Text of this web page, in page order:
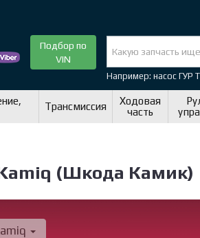
Подбор по
VIN
Например: насос ГУР
Трансмиссия
Ходовая
часть
(Шкода Камик)